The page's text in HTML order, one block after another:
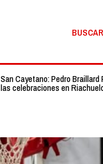
BUSCAR
San Cayetano: Pedro
las celebraciones en